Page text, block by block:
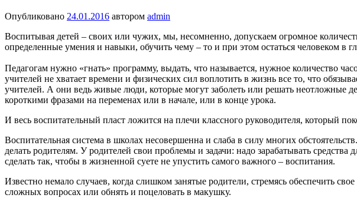
Опубликовано 24.01.2016 автором admin
Воспитывая детей – своих или чужих, мы, несомненно, допускаем огромное
определенные умения и навыки, обучить чему – то и при этом остаться человеком в
Педагогам нужно «гнать» программу, выдать, что называется, нужное количество
учителей не хватает времени и физических сил воплотить в жизнь все то, что
учителей. А они ведь живые люди, которые могут заболеть или решать неотложные
короткими фразами на переменах или в начале, или в конце урока.
И весь воспитательный пласт ложится на плечи классного руководителя, который
Воспитательная система в школах несовершенна и слаба в силу многих
делать родителям. У родителей свои проблемы и задачи: надо зарабатывать
сделать так, чтобы в жизненной суете не упустить самого важного – воспитания.
Известно немало случаев, когда слишком занятые родители, стремясь обеспечить
сложных вопросах или обнять и поцеловать в макушку.